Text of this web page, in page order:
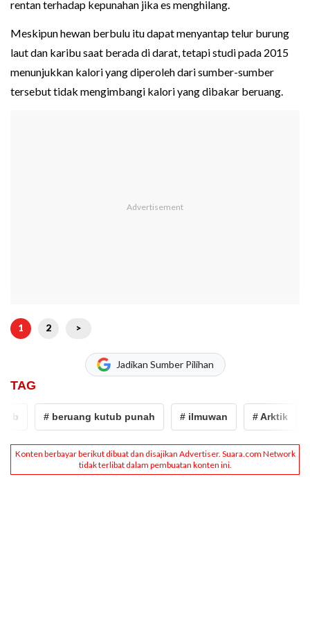
rentan terhadap kepunahan jika es menghilang.
Meskipun hewan berbulu itu dapat menyantap telur burung
laut dan karibu saat berada di darat, tetapi studi pada 2015
menunjukkan kalori yang diperoleh dari sumber-sumber
tersebut tidak mengimbangi kalori yang dibakar beruang.
1 2 >
Jadikan Sumber Pilihan
TAG
# beruang kutub punah # ilmuwan # Arktik